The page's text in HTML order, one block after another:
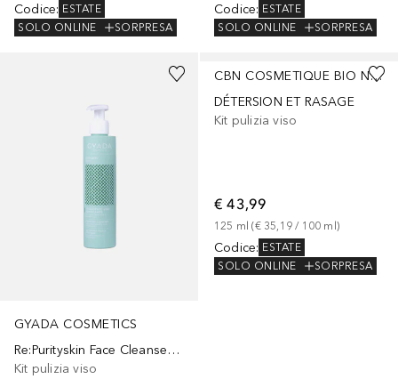
Codice: ESTATE
SOLO ONLINE
SORPRESA
Codice: ESTATE
SOLO ONLINE
SORPRESA
GYADA COSMETICS
Re:Purityskin Face Cleanser - Detergente Viso Purificante
Kit pulizia viso
CBN COSMETIQUE BIO NATURELLE SUISSE
DÉTERSION ET RASAGE
Kit pulizia viso
€ 43,99
125 ml (€ 35,19 / 100 ml )
Codice: ESTATE
SOLO ONLINE
SORPRESA